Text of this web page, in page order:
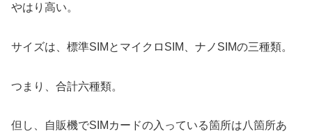
やはり高い。
サイズは、標準SIMとマイクロSIM、ナノSIMの三種類。
つまり、合計六種類。
但し、自販機でSIMカードの入っている箇所は八箇所あ